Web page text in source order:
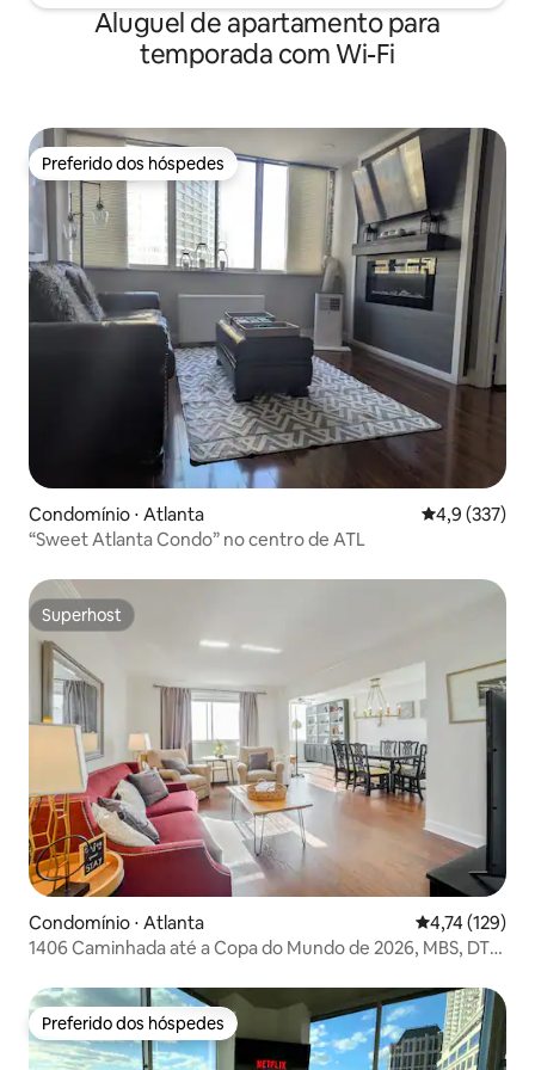
menos de 3 km.
Aluguel de apartamento para
temporada com Wi-Fi
Preferido dos hóspedes
Preferido dos hóspedes
Condomínio ⋅ Atlanta 4,9 de uma
4,9 (337)
“Sweet Atlanta Condo” no centro de ATL
Superhost
Superhost
Condomínio ⋅ Atlanta 4,74 de uma
4,74 (129)
1406 Caminhada até a Copa do Mundo de 2026, MBS, DT
Preferido dos hóspedes
Preferido dos hóspedes